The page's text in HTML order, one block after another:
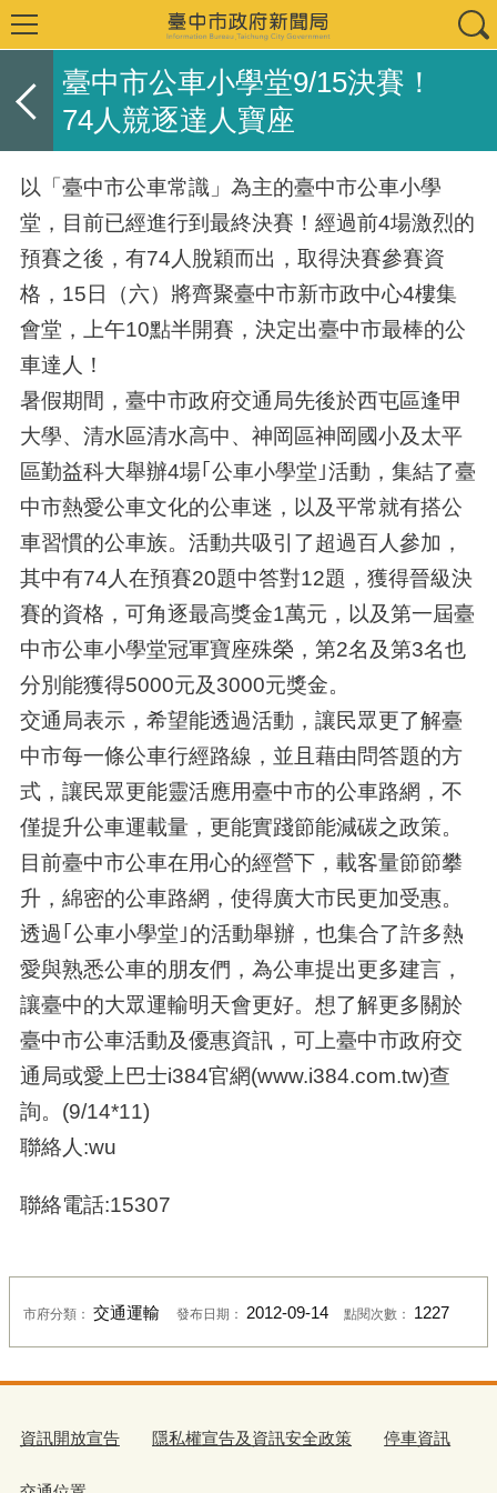
臺中市公車小學堂9/15決賽！
74人競逐達人寶座
以「臺中市公車常識」為主的臺中市公車小學
堂，目前已經進行到最終決賽！經過前4場激烈的
預賽之後，有74人脫穎而出，取得決賽參賽資
格，15日（六）將齊聚臺中市新市政中心4樓集
會堂，上午10點半開賽，決定出臺中市最棒的公
車達人！
暑假期間，臺中市政府交通局先後於西屯區逢甲
大學、清水區清水高中、神岡區神岡國小及太平
區勤益科大舉辦4場｢公車小學堂｣活動，集結了臺
中市熱愛公車文化的公車迷，以及平常就有搭公
車習慣的公車族。活動共吸引了超過百人參加，
其中有74人在預賽20題中答對12題，獲得晉級決
賽的資格，可角逐最高獎金1萬元，以及第一屆臺
中市公車小學堂冠軍寶座殊榮，第2名及第3名也
分別能獲得5000元及3000元獎金。
交通局表示，希望能透過活動，讓民眾更了解臺
中市每一條公車行經路線，並且藉由問答題的方
式，讓民眾更能靈活應用臺中市的公車路網，不
僅提升公車運載量，更能實踐節能減碳之政策。
目前臺中市公車在用心的經營下，載客量節節攀
升，綿密的公車路網，使得廣大市民更加受惠。
透過｢公車小學堂｣的活動舉辦，也集合了許多熱
愛與熟悉公車的朋友們，為公車提出更多建言，
讓臺中的大眾運輸明天會更好。想了解更多關於
臺中市公車活動及優惠資訊，可上臺中市政府交
通局或愛上巴士i384官網(www.i384.com.tw)查
詢。(9/14*11)
聯絡人:wu
聯絡電話:15307
市府分類： 交通運輸 發布日期： 2012-09-14 點閱次數： 1227
資訊開放宣告 隱私權宣告及資訊安全政策 停車資訊